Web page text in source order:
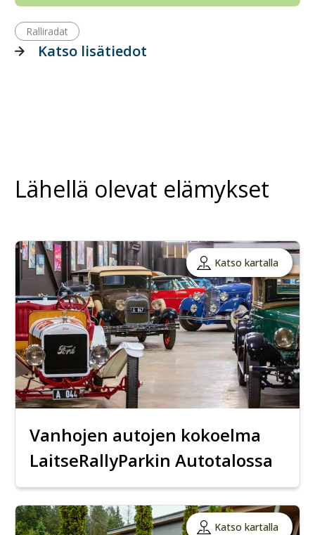
Ralliradat
Katso lisätiedot
Lähellä olevat elämykset
Katso kartalla
Vanhojen autojen kokoelma
LaitseRallyParkin Autotalossa
Katso kartalla